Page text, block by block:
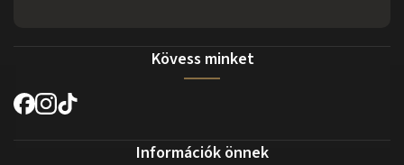
Kövess minket
Információk önnek